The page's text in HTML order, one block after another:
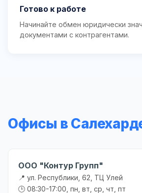
Готово к работе
Начинайте обмен юридически
документами с контрагентами.
Офисы в
ООО "Контур Групп"
📍 ул. Республики, 62, ТЦ Улей
🕒 08:30-17:00, пн, вт, ср, чт, пт